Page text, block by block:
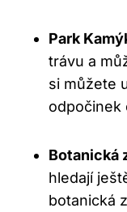
Park
trávu a
si můžete
odpočinek
Botanická
hledají
botanická